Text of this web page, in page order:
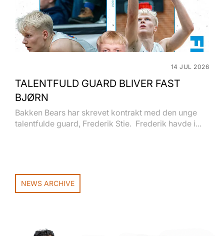
14 JUL 2026
TALENTFULD GUARD BLIVER FAST
BJØRN
Bakken Bears har skrevet kontrakt med den unge
talentfulde guard, Frederik Stie. Frederik havde i...
NEWS ARCHIVE